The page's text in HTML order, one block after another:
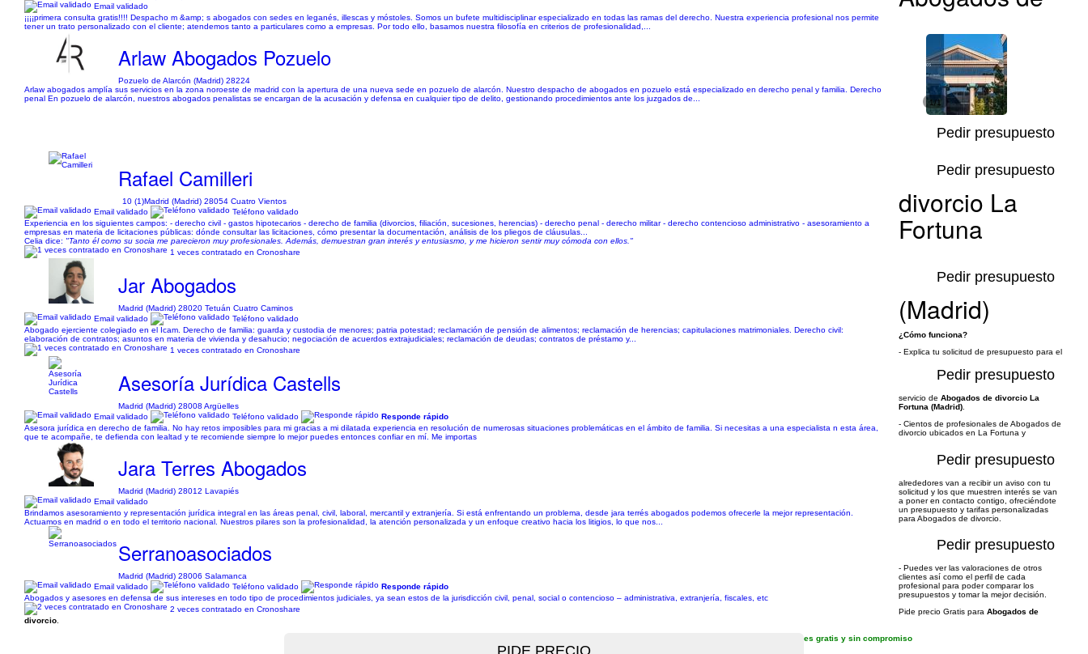
Email validado
¡¡¡¡primera consulta gratis!!!! Despacho m &amp; s abogados con sedes en leganés, illescas y móstoles. Somos un bufete multidisciplinar especializado en todas las ramas del derecho. Nuestra experiencia profesional nos permite
tener un trato personalizado con el cliente; atendemos tanto a particulares como a empresas. Por todo ello, basamos nuestra filosofía en criterios de profesionalidad,...
Arlaw Abogados Pozuelo
Pozuelo de Alarcón (Madrid) 28224
Arlaw abogados amplía sus servicios en la zona noroeste de madrid con la apertura de una nueva sede en pozuelo de alarcón. Nuestro despacho de abogados en pozuelo está especializado en derecho penal y familia. Derecho
penal En pozuelo de alarcón, nuestros abogados penalistas se encargan de la acusación y defensa en cualquier tipo de delito, gestionando procedimientos ante los juzgados de...
1/1
Pedir presupuesto
Rafael Camilleri
10 (1)Madrid (Madrid) 28054 Cuatro Vientos
Email validado
Teléfono validado
Experiencia en los siguientes campos: - derecho civil - gastos hipotecarios - derecho de familia (divorcios, filiación, sucesiones, herencias) - derecho penal - derecho militar - derecho contencioso administrativo - asesoramiento a
empresas en materia de licitaciones públicas: dónde consultar las licitaciones, cómo presentar la documentación, análisis de los pliegos de cláusulas...
Celia dice: "Tanto él como su socia me parecieron muy profesionales. Además, demuestran gran interés y entusiasmo, y me hicieron sentir muy cómoda con ellos."
1 veces contratado en Cronoshare
Pedir presupuesto
Jar Abogados
Madrid (Madrid) 28020 Tetuán Cuatro Caminos
Email validado
Teléfono validado
Abogado ejerciente colegiado en el Icam. Derecho de familia: guarda y custodia de menores; patria potestad; reclamación de pensión de alimentos; reclamación de herencias; capitulaciones matrimoniales. Derecho civil:
elaboración de contratos; asuntos en materia de vivienda y desahucio; negociación de acuerdos extrajudiciales; reclamación de deudas; contratos de préstamo y...
1 veces contratado en Cronoshare
Pedir presupuesto
Asesoría Jurídica Castells
Madrid (Madrid) 28008 Argüelles
Email validado
Teléfono validado
Responde rápido
Asesora jurídica en derecho de familia. No hay retos imposibles para mi gracias a mi dilatada experiencia en resolución de numerosas situaciones problemáticas en el ámbito de familia. Si necesitas a una especialista n esta área,
que te acompañe, te defienda con lealtad y te recomiende siempre lo mejor puedes entonces confiar en mí. Me importas
Pedir presupuesto
Jara Terres Abogados
Madrid (Madrid) 28012 Lavapiés
Email validado
Brindamos asesoramiento y representación jurídica integral en las áreas penal, civil, laboral, mercantil y extranjería. Si está enfrentando un problema, desde jara terrés abogados podemos ofrecerle la mejor representación.
Actuamos en madrid o en todo el territorio nacional. Nuestros pilares son la profesionalidad, la atención personalizada y un enfoque creativo hacia los litigios, lo que nos...
Pedir presupuesto
Serranoasociados
Madrid (Madrid) 28006 Salamanca
Email validado
Teléfono validado
Responde rápido
Abogados y asesores en defensa de sus intereses en todo tipo de procedimientos judiciales, ya sean estos de la jurisdicción civil, penal, social o contencioso – administrativa, extranjería, fiscales, etc
2 veces contratado en Cronoshare
Pedir presupuesto
divorcio La
Fortuna
(Madrid)
¿Cómo funciona?
- Explica tu solicitud de presupuesto para el
servicio de Abogados de divorcio La
Fortuna (Madrid)
- Cientos de profesionales de Abogados de
divorcio ubicados en La Fortuna y
alrededores van a recibir un aviso con tu
solicitud y los que muestren interés se van
a poner en contacto contigo, ofreciéndote
un presupuesto y tarifas personalizadas
para Abogados de divorcio.
- Puedes ver las valoraciones de otros
clientes así como el perfil de cada
profesional para poder comparar los
presupuestos y tomar la mejor decisión.
Pide precio Gratis para Abogados de
divorcio
es gratis y sin compromiso